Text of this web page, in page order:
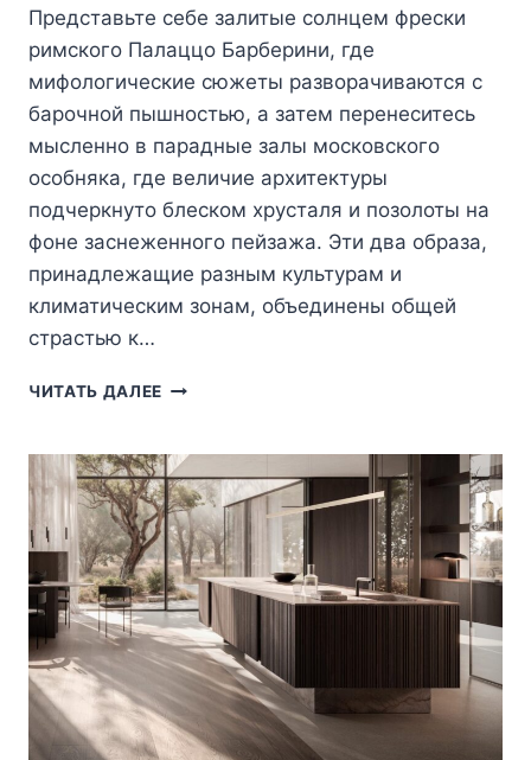
Представьте себе залитые солнцем фрески
римского Палаццо Барберини, где
мифологические сюжеты разворачиваются с
барочной пышностью, а затем перенеситесь
мысленно в парадные залы московского
особняка, где величие архитектуры
подчеркнуто блеском хрусталя и позолоты на
фоне заснеженного пейзажа. Эти два образа,
принадлежащие разным культурам и
климатическим зонам, объединены общей
страстью к…
ЧИТАТЬ ДАЛЕЕ МОСКВА
НА
ОДНОЙ
ОСИ:
ПЕРЕКЛИЧКА
СТОЛИЧНЫХ
СТИЛЕЙ
В
ПРОЕКТАХ
С
ИТАЛЬЯНСКИМ
ИНТЕРЬЕРОМ